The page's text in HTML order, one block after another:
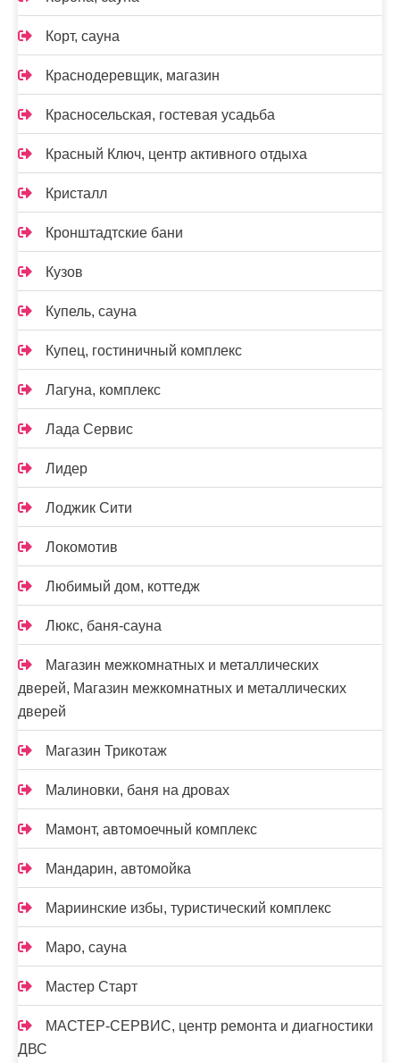
Корт, сауна
Краснодеревщик, магазин
Красносельская, гостевая усадьба
Красный Ключ, центр активного отдыха
Кристалл
Кронштадтские бани
Кузов
Купель, сауна
Купец, гостиничный комплекс
Лагуна, комплекс
Лада Сервис
Лидер
Лоджик Сити
Локомотив
Любимый дом, коттедж
Люкс, баня-сауна
Магазин межкомнатных и металлических
дверей, Магазин межкомнатных и металлических
дверей
Магазин Трикотаж
Малиновки, баня на дровах
Мамонт, автомоечный комплекс
Мандарин, автомойка
Мариинские избы, туристический комплекс
Маро, сауна
Мастер Старт
МАСТЕР-СЕРВИС, центр ремонта и диагностики
ДВС